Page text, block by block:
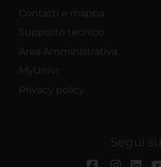
Contatti e mappa
Supporto tecnico
Area Amministrativa
MyUnivr
Privacy policy
Segui su